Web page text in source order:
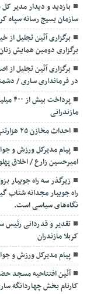
بازدید و دیدار مدیر
سازمان بسیج رسانه سپاه
برگزاری آئین تجلیل از
برگزاری دومین همایش
در فرمانداری ساری /
مازندرانی
احداث مخازن ۲۵ هزارتنی روغن خام خوراکی در مازندران
پیام مدیرکل ورزش و
امیرحسین زارع / اخلاق
زیرگذر سه راه جویبار
راه جویبار مجدانه
نگاه‌های سیاسی است.
تقدیر و قدردانی رئیس
کربلا مازندران
پیام مدیرکل ورزش و
آئین افتتاحیه مسجد
کارنام بخش چهاردانگه